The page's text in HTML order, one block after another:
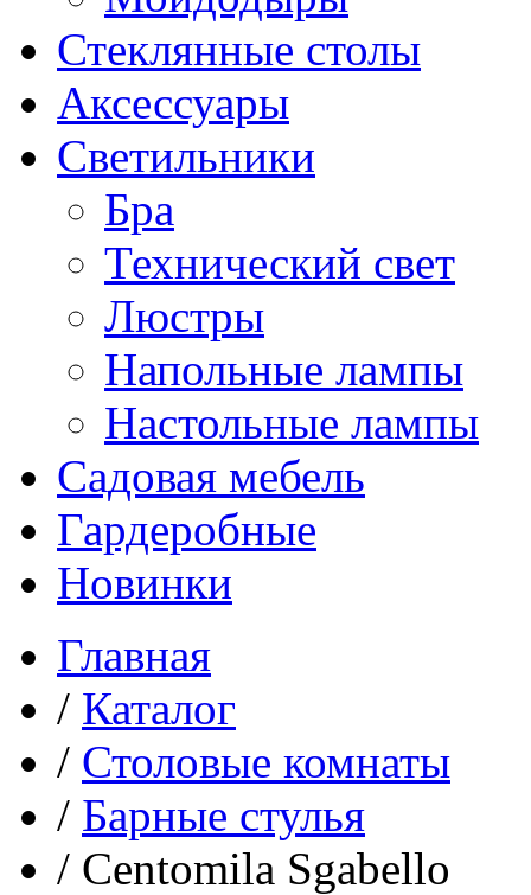
Стеклянные столы
Аксессуары
Светильники
Бра
Технический свет
Люстры
Напольные лампы
Настольные лампы
Садовая мебель
Гардеробные
Новинки
Главная
/ Каталог
/ Столовые комнаты
/ Барные стулья
/ Centomila Sgabello